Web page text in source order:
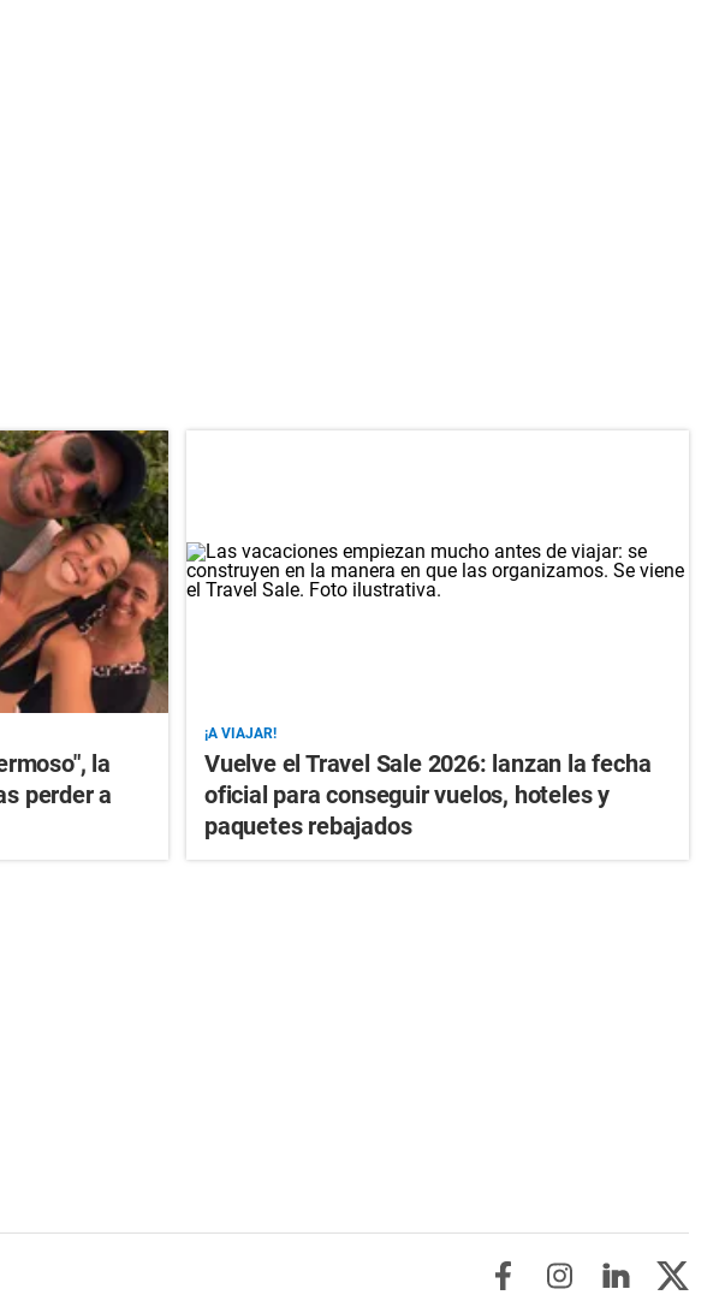
la
perder a
¡A VIAJAR!
Vuelve el Travel Sale 2026: lanzan la fecha
oficial para conseguir vuelos, hoteles y
paquetes rebajados